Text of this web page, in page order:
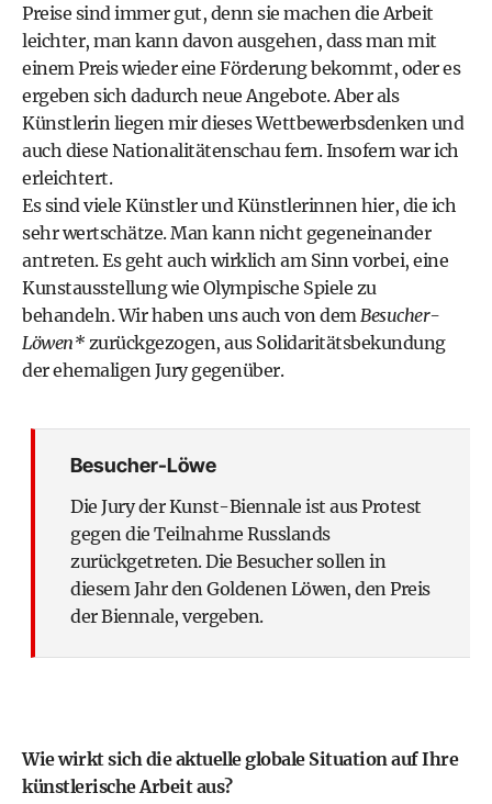
Preise sind immer gut, denn sie machen die Arbeit
leichter, man kann davon ausgehen, dass man mit
einem Preis wieder eine Förderung bekommt, oder es
ergeben sich dadurch neue Angebote. Aber als
Künstlerin liegen mir dieses Wettbewerbsdenken und
auch diese Nationalitätenschau fern. Insofern war ich
erleichtert.
Es sind viele Künstler und Künstlerinnen hier, die ich
sehr wertschätze. Man kann nicht gegeneinander
antreten. Es geht auch wirklich am Sinn vorbei, eine
Kunstausstellung wie Olympische Spiele zu
behandeln. Wir haben uns auch von dem Besucher-
Löwen* zurückgezogen, aus Solidaritätsbekundung
der ehemaligen Jury gegenüber.
Besucher-Löwe
Die Jury der Kunst-Biennale ist aus Protest
gegen die Teilnahme Russlands
zurückgetreten. Die Besucher sollen in
diesem Jahr den Goldenen Löwen, den Preis
der Biennale, vergeben.
Wie wirkt sich die aktuelle globale Situation auf Ihre
künstlerische Arbeit aus?